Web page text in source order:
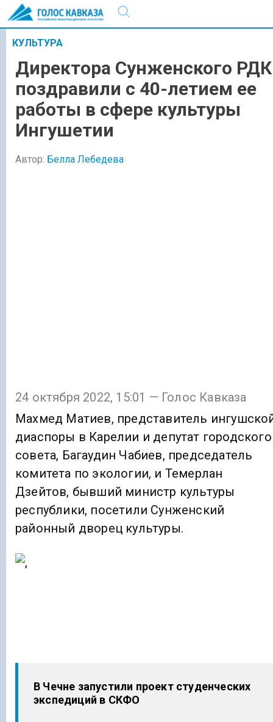
КУЛЬТУРА
Директора Сунженского РДК
поздравили с 40-летием ее
работы в сфере культуры
Ингушетии
Автор: Белла Лебедева
24 октября 2022, 15:01 — Голос Кавказа
Махмед Матиев, представитель
диаспоры в Карелии и депутат городского
совета, Багаудин Чабиев, председатель
комитета по экологии, и Темерлан
Дзейтов, бывший министр культуры
республики, посетили Сунженский
районный дворец культуры.
В Чечне запустили проект студенческих
экспедиций в СКФО